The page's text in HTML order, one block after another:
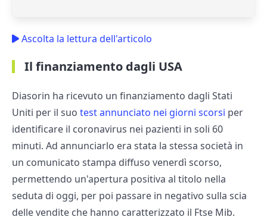
Ascolta la lettura dell'articolo
Il finanziamento dagli USA
Diasorin ha ricevuto un finanziamento dagli Stati
Uniti per il suo test annunciato nei giorni scorsi per
identificare il coronavirus nei pazienti in soli 60
minuti. Ad annunciarlo era stata la stessa società in
un comunicato stampa diffuso venerdì scorso,
permettendo un'apertura positiva al titolo nella
seduta di oggi, per poi passare in negativo sulla scia
delle vendite che hanno caratterizzato il Ftse Mib.